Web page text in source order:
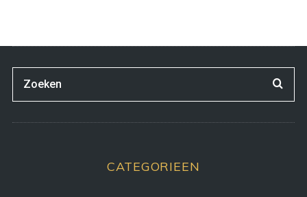
CATEGORIEEN